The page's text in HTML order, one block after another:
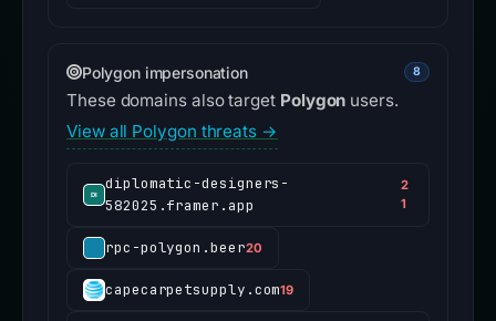
Polygon impersonation 8
These domains also target Polygon users.
View all Polygon threats →
diplomatic-designers-
582025.framer.app
2
1
rpc-polygon.beer20
capecarpetsupply.com19